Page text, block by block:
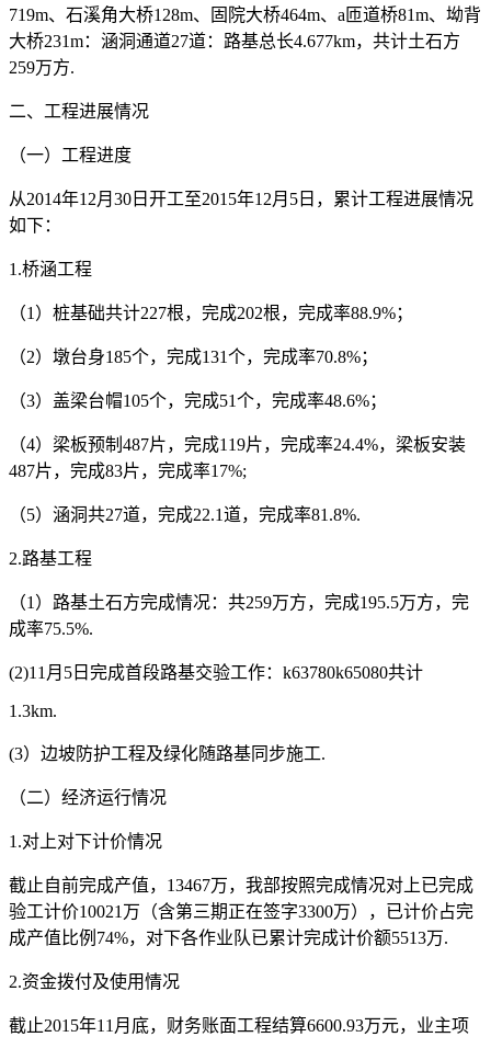
719m、石溪角大桥128m、固院大桥464m、a匝道桥81m、坳背
大桥231m：涵洞通道27道：路基总长4.677km，共计土石方
259万方.
二、工程进展情况
（一）工程进度
从2014年12月30日开工至2015年12月5日，累计工程进展情况
如下：
1.桥涵工程
（1）桩基础共计227根，完成202根，完成率88.9%；
（2）墩台身185个，完成131个，完成率70.8%；
（3）盖梁台帽105个，完成51个，完成率48.6%；
（4）梁板预制487片，完成119片，完成率24.4%，梁板安装
487片，完成83片，完成率17%;
（5）涵洞共27道，完成22.1道，完成率81.8%.
2.路基工程
（1）路基土石方完成情况：共259万方，完成195.5万方，完
成率75.5%.
(2)11月5日完成首段路基交验工作：k63780k65080共计
1.3km.
(3）边坡防护工程及绿化随路基同步施工.
（二）经济运行情况
1.对上对下计价情况
截止自前完成产值，13467万，我部按照完成情况对上已完成
验工计价10021万（含第三期正在签字3300万），已计价占完
成产值比例74%，对下各作业队已累计完成计价额5513万.
2.资金拨付及使用情况
截止2015年11月底，财务账面工程结算6600.93万元，业主项